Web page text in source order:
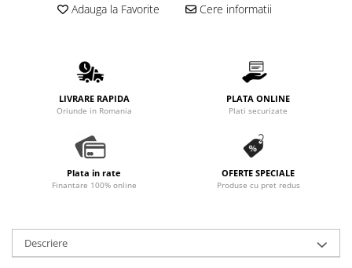
Adauga la Favorite Cere informatii
LIVRARE RAPIDA
Oriunde in Romania
PLATA ONLINE
Plati securizate
Plata in rate
Finantare 100% online
OFERTE SPECIALE
Produse cu pret redus
Descriere